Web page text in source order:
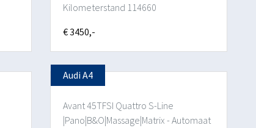
Kilometerstand 114660
€ 3450,-
Audi A4
Avant 45TFSI Quattro S-Line
|Pano|B&O|Massage|Matrix - Automaat